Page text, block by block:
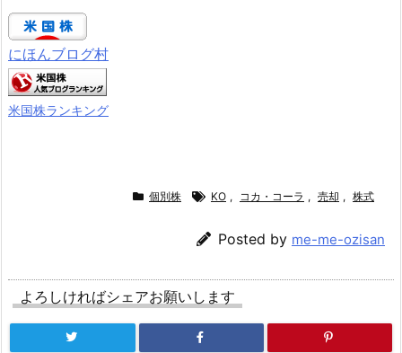
にほんブログ村
米国株ランキング
個別株 KO , コカ・コーラ , 売却 , 株式
Posted by me-me-ozisan
よろしければシェアお願いします